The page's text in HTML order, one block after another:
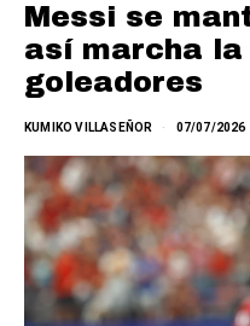
Messi se
así marcha
goleadores
KUMIKO VILLASEÑOR 07/07/2026